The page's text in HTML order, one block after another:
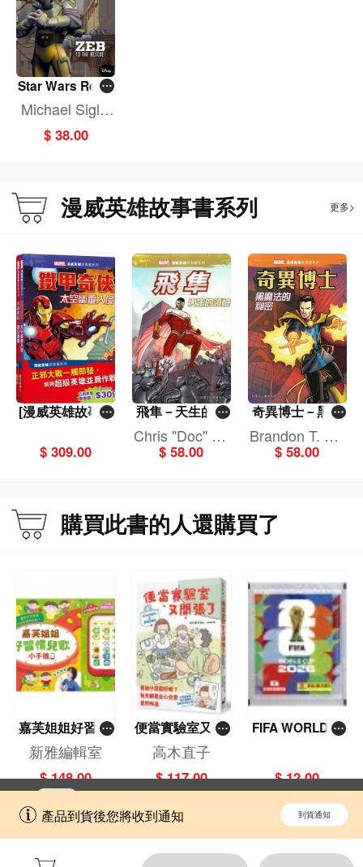
產品到貨後您將收到通知 到貨通知
Star Wars Rebe
ls: Zeb to the R
escue (World of
Reading L1)
Michael Siglai
n,Michael Sing
er,Kay Michael
$ 38.00
漫威英雄故事書系列 更多>
[漫威英雄故事書
$ 309.00
飛隼－天生的領
袖[漫威英雄故事
書系列]
Chris "Doc" wy
att
$ 58.00
奇異博士－黑魔
法的秘密[漫威英
雄故事書系列]
Brandon T. Sni
der
$ 58.00
購買此書的人還購買了
嘉芙姐姐好習慣
兒歌小手機
新雅編輯室
$ 148.00
便當實驗室又開
張了——日日和
特別日的菜單挑
戰記
高木直子
$ 117.00
FIFA WORLD C
包）
$ 12.00
擁抱更全面的購物和文化體驗。
開啟